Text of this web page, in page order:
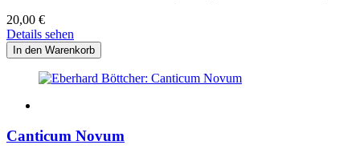
20,00 €
Details sehen
Canticum Novum